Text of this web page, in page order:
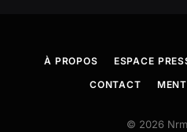
À PROPOS ESPACE
CONTACT
© 2026